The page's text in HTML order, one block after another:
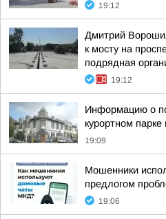
19:12
Дмитрий
к мосту на
подрядная
19:12
Информацию о
курортном
19:09
Мошенники
предлогом
19:06